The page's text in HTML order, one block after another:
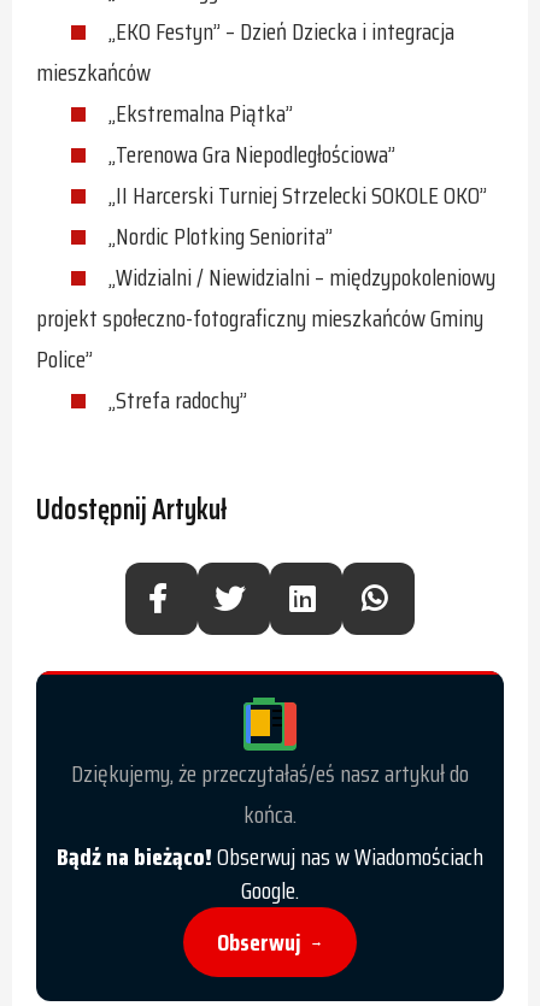
„EKO Festyn” – Dzień Dziecka i integracja
mieszkańców
„Ekstremalna Piątka”
„Terenowa Gra Niepodległościowa”
„II Harcerski Turniej Strzelecki SOKOLE OKO”
„Nordic Plotking Seniorita”
„Widzialni / Niewidzialni – międzypokoleniowy
projekt społeczno-fotograficzny mieszkańców Gminy
Police”
„Strefa radochy”
Udostępnij Artykuł
Dziękujemy, że przeczytałaś/eś nasz artykuł do
końca.
Bądź na bieżąco!Obserwuj nas w Wiadomościach
Google.
Obserwuj →